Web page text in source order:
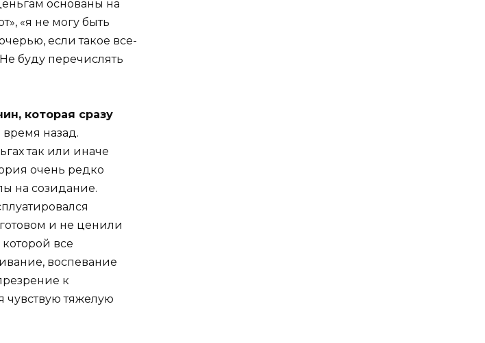
основаны на
«я не могу быть
если такое все-
буду перечислять
которая сразу
назад.
так или иначе
очень редко
на созидание.
и не ценили
все
воспевание
к
чувствую тяжелую